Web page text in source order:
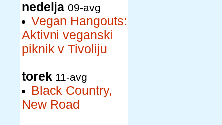
nedelja 09-avg
Vegan Hangouts:
Aktivni veganski
piknik v Tivoliju
torek 11-avg
Black Country,
New Road